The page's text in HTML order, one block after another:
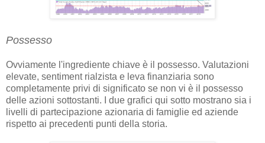
Possesso
Ovviamente l'ingrediente chiave è il possesso. Valutazioni
elevate, sentiment rialzista e leva finanziaria sono
completamente privi di significato se non vi è il possesso
delle azioni sottostanti. I due grafici qui sotto mostrano sia i
livelli di partecipazione azionaria di famiglie ed aziende
rispetto ai precedenti punti della storia.